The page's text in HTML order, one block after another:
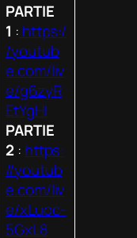
PARTIE
1 : https:/
/youtub
e.com/liv
e/g6zyR
EtYgHI
PARTIE
2 : https:
//youtub
e.com/liv
e/xLuoc-
5GxL8